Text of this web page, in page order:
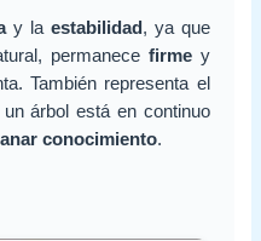
y la estabilidad , ya que
permanece firmey
También representa el
árbol está en continuo
conocimiento.